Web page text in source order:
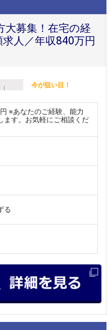
大募集！在宅の経
人／年収840万円
今が狙い目！
※あなたのご経験、能力
ます。お気軽にご相談くだ
る